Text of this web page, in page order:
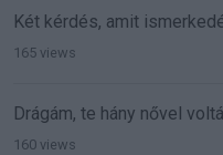
Két kérdés, amit
165 views
Drágám, te hány nővel
160 views